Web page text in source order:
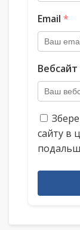
Email *
Вебсайт
сайту в